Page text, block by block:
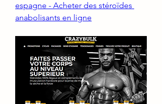
espagne - Acheter des stéroïdes
anabolisants en ligne